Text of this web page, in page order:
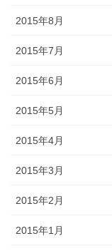
2015年8月
2015年7月
2015年6月
2015年5月
2015年4月
2015年3月
2015年2月
2015年1月